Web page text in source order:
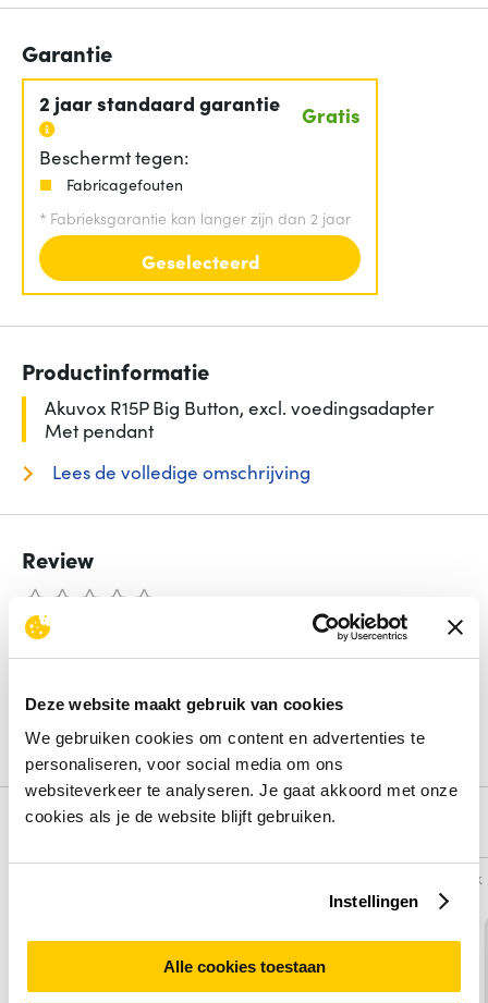
Deze website maakt gebruik van cookies
We gebruiken cookies om content en advertenties te
personaliseren, voor social media om ons
websiteverkeer te analyseren. Je gaat akkoord met onze
cookies als je de website blijft gebruiken.
Instellingen
Alle cookies toestaan
Garantie
2 jaar standaard garantie Gratis
Beschermt tegen:
Fabricagefouten
* Fabrieksgarantie kan langer zijn dan 2 jaar
Geselecteerd
Productinformatie
Akuvox R15P Big Button, excl. voedingsadapter
Met pendant
Lees de volledige omschrijving
Review
Beoordelingen binnenkort beschikbaar
Schrijf een review
Alternatieven
Vergelijk